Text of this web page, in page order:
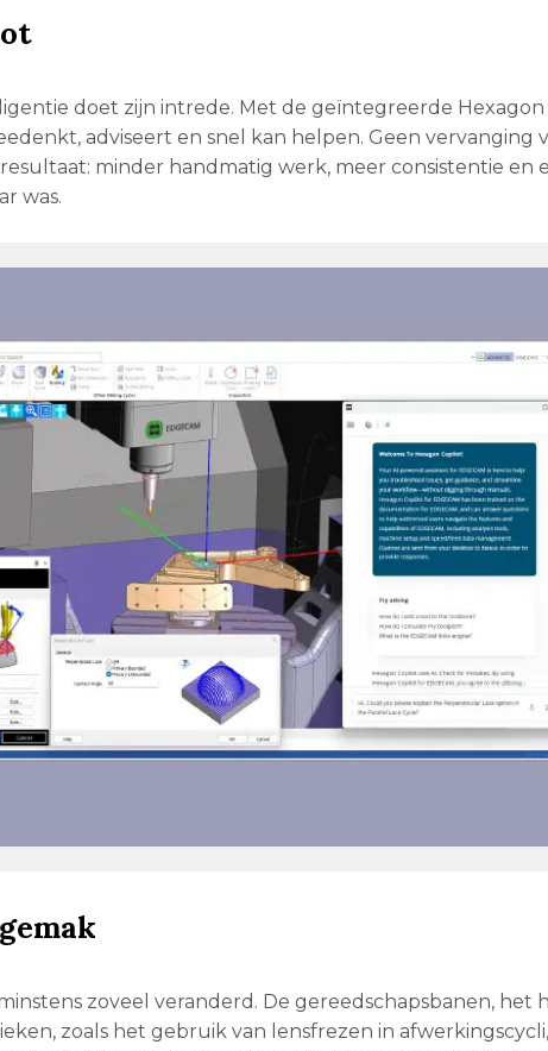
doet zijn intrede. Met de geïntegreerde
adviseert en snel kan helpen. Geen vervanging
minder handmatig werk, meer consistentie en
was.
zoveel veranderd. De gereedschapsbanen, het
zoals het gebruik van lensfrezen in